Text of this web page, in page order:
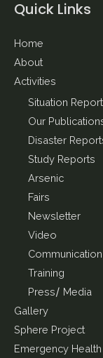
Quick Links
Home
About
Activities
Situation Report
Our
Disaster
Study Reports
Arsenic
Fairs
Newsletter
Video
Training
Press/ Media
Gallery
Sphere Project
Emergency Health